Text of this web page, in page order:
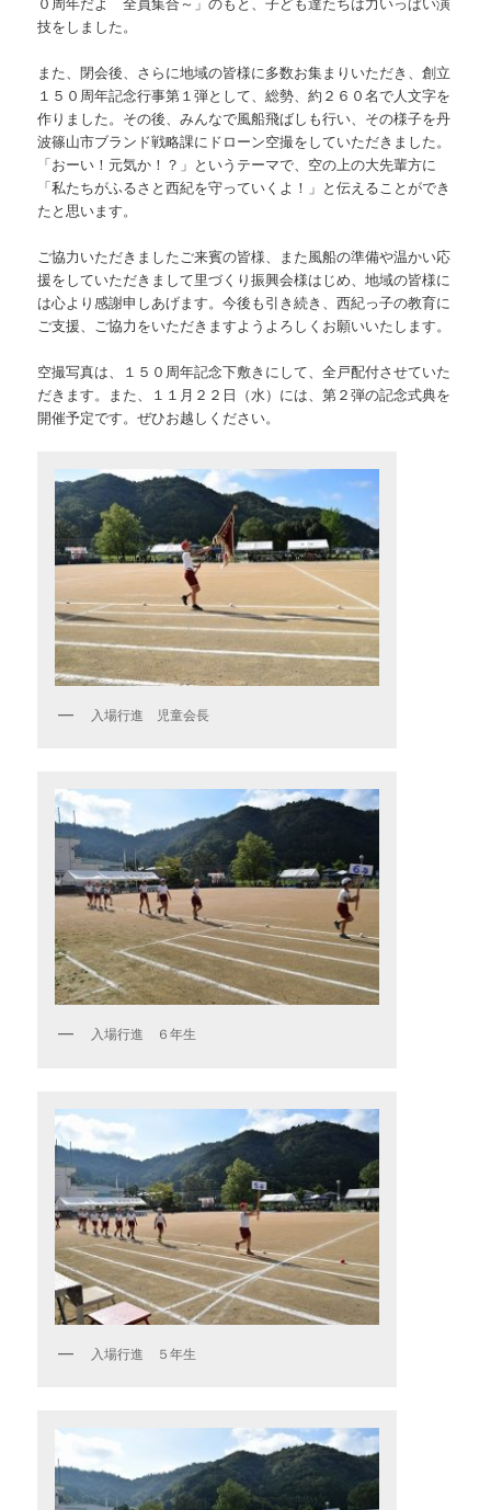
技をしました。
また、閉会後、さらに地域の皆様に多数お集まりいただき、創立
１５０周年記念行事第１弾として、総勢、約２６０名で人文字を
作りました。その後、みんなで風船飛ばしも行い、その様子を丹
波篠山市ブランド戦略課にドローン空撮をしていただきました。
「おーい！元気か！？」というテーマで、空の上の大先輩方に
「私たちがふるさと西紀を守っていくよ！」と伝えることができ
たと思います。
ご協力いただきましたご来賓の皆様、また風船の準備や温かい応
援をしていただきまして里づくり振興会様はじめ、地域の皆様に
は心より感謝申しあげます。今後も引き続き、西紀っ子の教育に
ご支援、ご協力をいただきますようよろしくお願いいたします。
空撮写真は、１５０周年記念下敷きにして、全戸配付させていた
だきます。また、１１月２２日（水）には、第２弾の記念式典を
開催予定です。ぜひお越しください。
入場行進 児童会長
入場行進 ６年生
入場行進 ５年生